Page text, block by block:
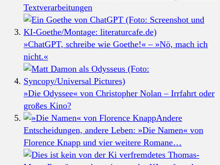
Textverarbeitungen
»ChatGPT, schreibe wie Goethe!« – »Nö, mach ich
nicht.«
»Die Odyssee« von Christopher Nolan – Irrfahrt oder
großes Kino?
Andere
Entscheidungen, andere Leben: »Die Namen« von
Florence Knapp und vier weitere Romane…